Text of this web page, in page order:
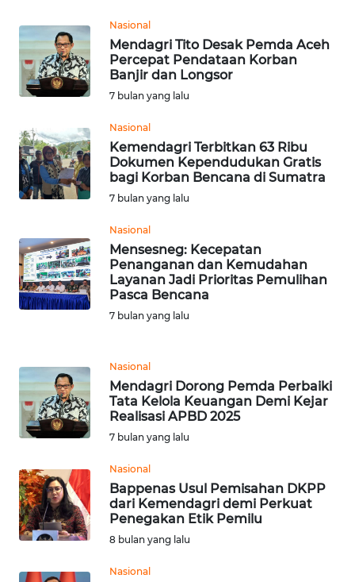
Nasional
Mendagri Tito Desak Pemda Aceh
Percepat Pendataan Korban
Banjir dan Longsor
7 bulan yang lalu
Nasional
Kemendagri Terbitkan 63 Ribu
Dokumen Kependudukan Gratis
bagi Korban Bencana di Sumatra
7 bulan yang lalu
Nasional
Mensesneg: Kecepatan
Penanganan dan Kemudahan
Layanan Jadi Prioritas Pemulihan
Pasca Bencana
7 bulan yang lalu
Nasional
Mendagri Dorong Pemda Perbaiki
Tata Kelola Keuangan Demi Kejar
Realisasi APBD 2025
7 bulan yang lalu
Nasional
Bappenas Usul Pemisahan DKPP
dari Kemendagri demi Perkuat
Penegakan Etik Pemilu
8 bulan yang lalu
Nasional
WN
NIAS
LANGKAT
WN
TAPANULI
SELATAN
WN
TANJUNG
LESUNG
WN
SIMALUNGUN
WN
WN
TAPANULI
TENGAH
WN DELI